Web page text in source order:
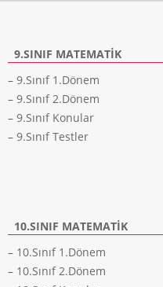
9.SINIF MATEMATIK
– 9.Sınıf 1.Dönem
– 9.Sınıf 2.Dönem
– 9.Sınıf Konular
– 9.Sınıf Testler
10.SINIF MATEMATIK
– 10.Sınıf 1.Dönem
– 10.Sınıf 2.Dönem